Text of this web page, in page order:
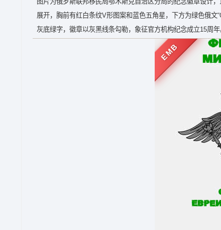
展开，胸前有红白条纹V形图案和蓝色五角星，下方为绿
灰底绿字，徽章以灰黑线条勾勒，象征官方机构纪念成立15周年
EMB